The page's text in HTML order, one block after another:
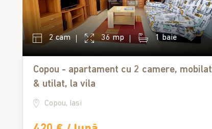
2 cam 36 mp 1 baie
Copou - apartament cu 2 camere, mobilat
& utilat, la vila
Copou, Iasi